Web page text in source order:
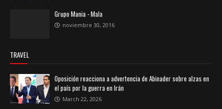
Grupo Mania - Mala
noviembre 30, 2016
TRAVEL
Oposición reacciona a advertencia de Abinader sobre alzas en
el país por la guerra en Irán
March 22, 2026